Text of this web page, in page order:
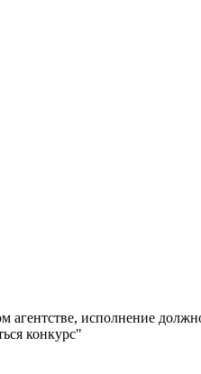
исполнение
конкурс"